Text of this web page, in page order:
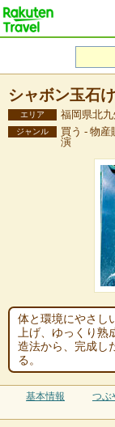
シャボン玉石
エリア 福岡県北
ジャンル
買う - 物産
演
体と環境にやさし
上げ、ゆっくり
造法から、完成し
る。
基本情報 つぶ